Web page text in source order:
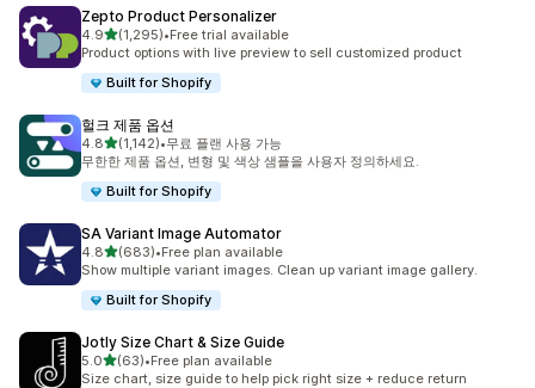
Zepto Product Personalizer
4.9별 5개 중
(1,295)
총 리뷰 1295개
•Free trial available
Product options with live preview to sell customized product
Built for Shopify
헐크 제품 옵션
4.8별 5개 중
(1,142)
총 리뷰 1142개
•무료 플랜 사용 가능
무한한 제품 옵션, 변형 및 색상 샘플을 사용자 정의하세요.
Built for Shopify
SA Variant Image Automator
4.8별 5개 중
(683)
총 리뷰 683개
•Free plan available
Show multiple variant images. Clean up variant image gallery.
Built for Shopify
Jotly Size Chart & Size Guide
5.0별 5개 중
(63)
총 리뷰 63개
•Free plan available
Size chart, size guide to help pick right size + reduce return